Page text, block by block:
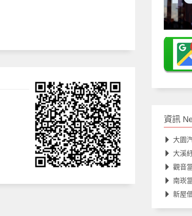
資訊
大園汽
大溪紓
觀音當
南崁當
新屋借